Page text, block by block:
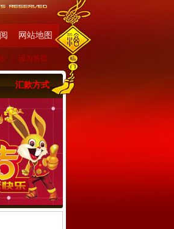
网站地图
设为首页
汇款方式